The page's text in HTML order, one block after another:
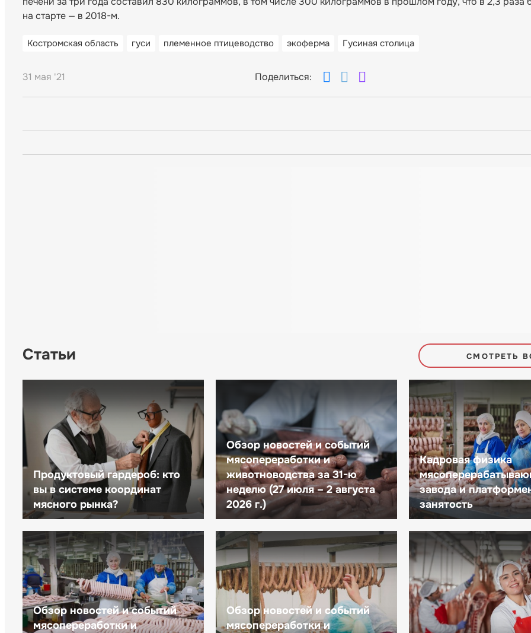
на старте — в 2018-м.
Костромская область гуси племенное птицеводство экоферма Гусиная столица
31 мая '21 Поделиться:
Статьи СМОТРЕТЬ
Продуктовый гардероб: кто
вы в системе координат
мясного рынка?
Обзор новостей и событий
мясопереработки и
животноводства за 31-ю
неделю (27 июля – 2 августа
2026 г.)
Кадровая физика
завода и
занятость
Обзор новостей и событий
мясопереработки и
Обзор новостей и событий
мясопереработки и